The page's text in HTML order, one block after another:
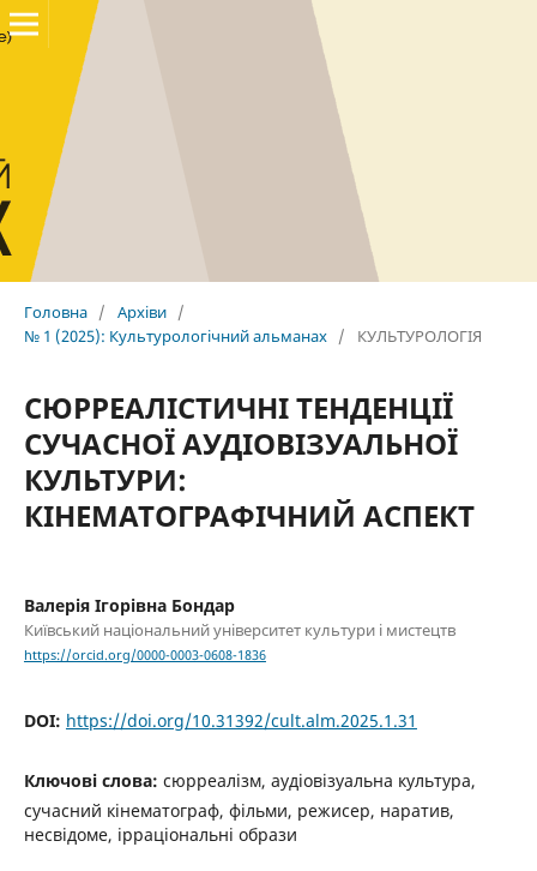
Головна / Архіви /
№ 1 (2025): Культурологічний альманах / КУЛЬТУРОЛОГІЯ
СЮРРЕАЛІСТИЧНІ ТЕНДЕНЦІЇ
СУЧАСНОЇ АУДІОВІЗУАЛЬНОЇ
КУЛЬТУРИ:
КІНЕМАТОГРАФІЧНИЙ АСПЕКТ
Валерія Ігорівна Бондар
Київський національний університет культури і мистецтв
https://orcid.org/0000-0003-0608-1836
DOI: https://doi.org/10.31392/cult.alm.2025.1.31
Ключові слова: сюрреалізм, аудіовізуальна культура,
сучасний кінематограф, фільми, режисер, наратив,
несвідоме, ірраціональні образи